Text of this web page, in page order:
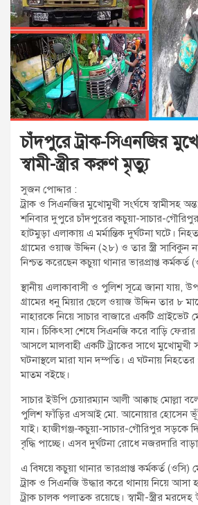
t
:
চাঁদপুরে ট্রাক-সিএনজির
স্বামী-স্ত্রীর করুণ মৃত্যু
সুজন পোদ্দার :
ট্রাক ও সিএনজির মুখোমুখী সংর্ঘষে স্বামীসহ
শনিবার দুপুরে চাঁদপুরের কচুয়া-সাচার-
হাটমুড়া এলাকায় এ মর্মান্তিক দুর্ঘটনা ঘটে।
গ্রামের ওয়াজ উদ্দিন (২৮) ও তার স্ত্রী সাবিকুন
নিশ্চত করেছেন কচুয়া থানার ভারপ্রাপ্ত কর্মকর্ত
স্থানীয় এলাকাবাসী ও পুলিশ সূত্রে জানা যায়,
গ্রামের ধনু মিয়ার ছেলে ওয়াজ উদ্দিন তার ৮
নাহারকে নিয়ে সাচার বাজারে একটি প্রাইভেট
যান। চিকিৎসা শেষে সিএনজি করে বাড়ি
আসলে মালবাহী একটি ট্রাকের সাথে মুখোমুখী
ঘটনাস্থলে মারা যান দম্পতি। এ ঘটনায়
মাতম বইছে।
সাচার ইউপি চেয়ারম্যান আলী আক্কাছ মোল্লা
পুলিশ ফাঁড়ির এসআই মো. আনোয়ার হোসেন
যাই। হাজীগঞ্জ-কচুয়া-সাচার-গৌরিপুর সড়কে
বৃদ্ধি পাচ্ছে। এসব দুর্ঘটনা রোধে নজরদারি
এ বিষয়ে কচুয়া থানার ভারপ্রাপ্ত কর্মকর্ত (ওসি)
ট্রাক ও সিএনজি উদ্ধার করে থানায় নিয়ে আসা
ট্রাক চালক পলাতক রয়েছে। স্বামী-স্ত্রীর